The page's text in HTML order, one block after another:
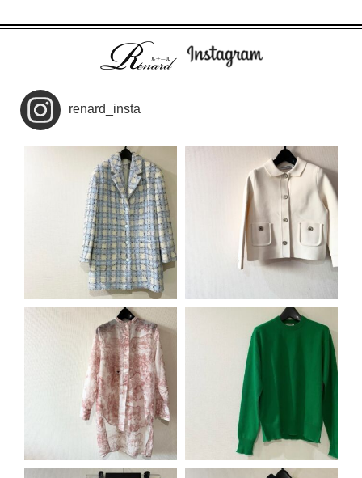
renard_insta